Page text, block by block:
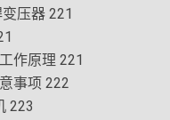
压器 221
作原理 221
事项 222
223